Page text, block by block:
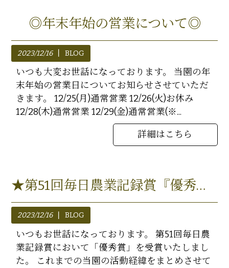
◎年末年始の営業について◎
2023/12/16 BLOG
いつも大変お世話になっております。 当園の年
末年始の営業日についてお知らせさせていただ
きます。 12/25(月)通常営業 12/26(火)お休み
12/28(木)通常営業 12/29(金)通常営業(※...
詳細はこちら
★第51回毎日農業記録賞『優秀賞』を受賞いたしました★
2023/12/16 BLOG
いつもお世話になっております。 第51回毎日農
業記録賞において「優秀賞」を受賞いたしまし
た。 これまでの当園の活動経緯をまとめさせて